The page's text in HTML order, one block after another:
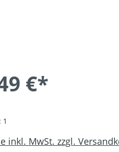
€*
1
inkl. MwSt. zzgl.